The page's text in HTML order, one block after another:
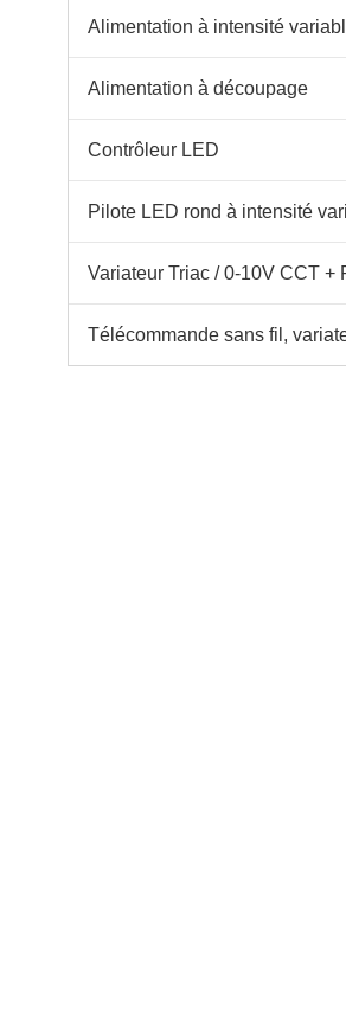
Alimentation à découpage
Contrôleur LED